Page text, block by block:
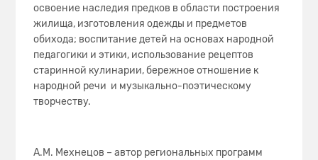
освоение наследия предков в области построения
жилища, изготовления одежды и предметов
обихода; воспитание детей на основах народной
педагогики и этики, использование рецептов
старинной кулинарии, бережное отношение к
народной речи и музыкально-поэтическому
творчеству.
А.М. Мехнецов – автор региональных программ